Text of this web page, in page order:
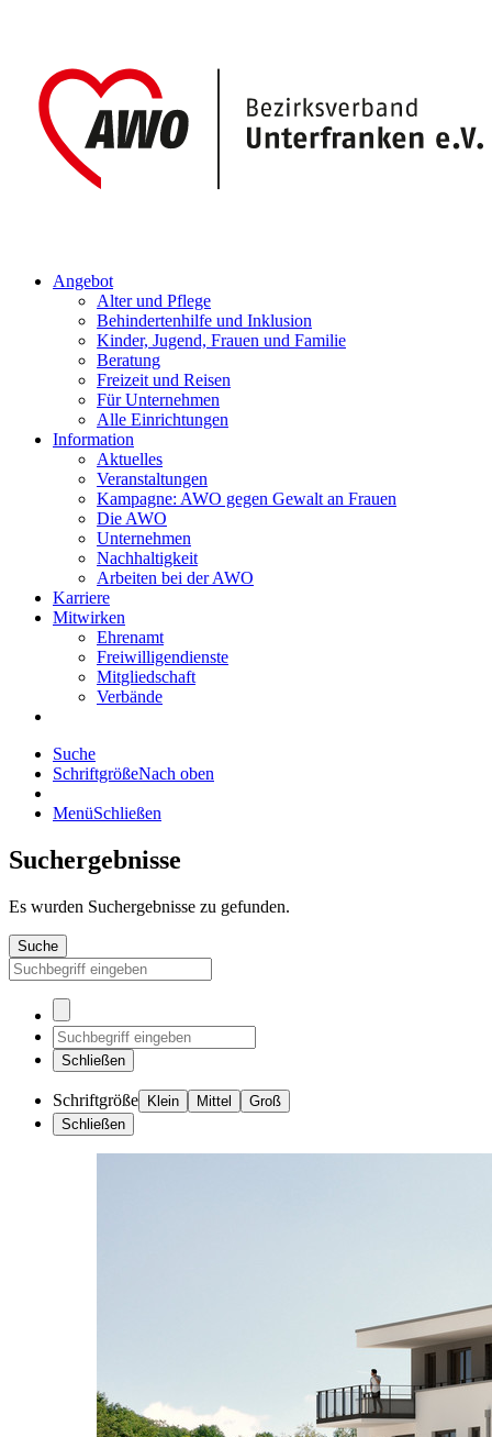
Angebot
Alter und Pflege
Behindertenhilfe und Inklusion
Kinder, Jugend, Frauen und Familie
Beratung
Freizeit und Reisen
Für Unternehmen
Alle Einrichtungen
Information
Aktuelles
Veranstaltungen
Kampagne: AWO gegen Gewalt an Frauen
Die AWO
Unternehmen
Nachhaltigkeit
Arbeiten bei der AWO
Karriere
Mitwirken
Ehrenamt
Freiwilligendienste
Mitgliedschaft
Verbände
Suche
SchriftgrößeNach oben
MenüSchließen
Suchergebnisse
Es wurden Suchergebnisse zu gefunden.
Suche
Schließen
Schriftgröße Klein Mittel
Groß
Schließen